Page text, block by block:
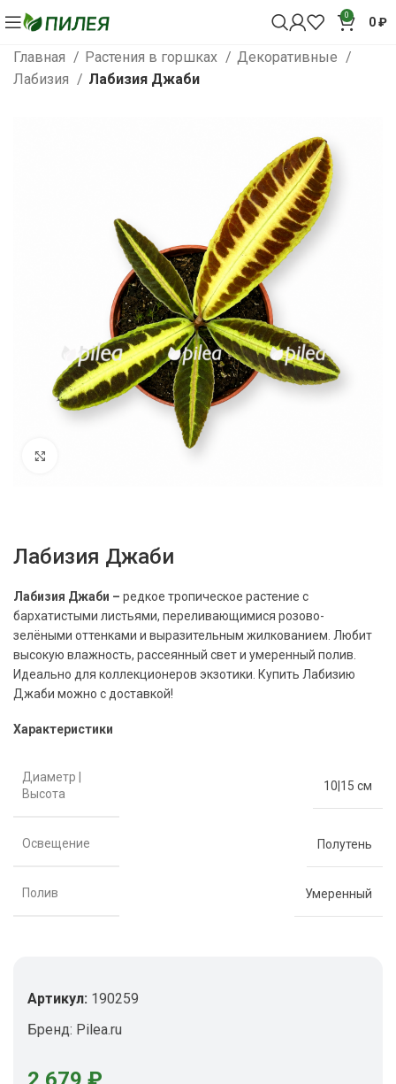
0 0₽
Главная Растения в горшках
Декоративные
Лабизия
Лабизия Джаби
Лабизия Джаби
Лабизия Джаби – редкое тропическое растение с
бархатистыми листьями, переливающимися розово-
зелёными оттенками и выразительным жилкованием. Любит
высокую влажность, рассеянный свет и умеренный полив.
Идеально для коллекционеров экзотики. Купить Лабизию
Джаби можно с доставкой!
Характеристики
Диаметр |
Высота
10|15 см
Освещение Полутень
Полив Умеренный
Артикул: 190259
Бренд: Pilea.ru